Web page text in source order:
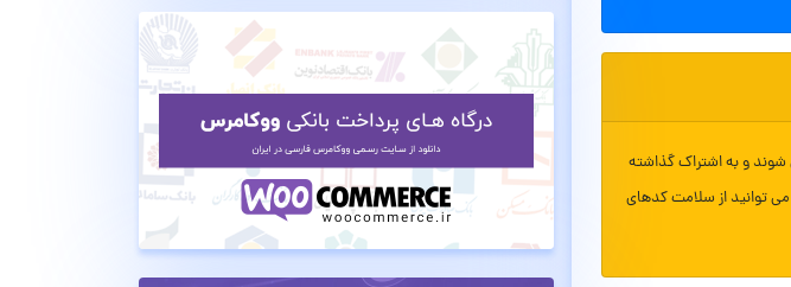
شوند و به اشتراک گذاشته
توانید از سلامت کدهای